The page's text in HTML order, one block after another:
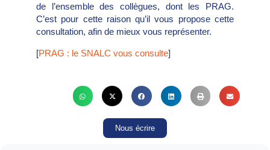
de l’ensemble des collègues, dont les PRAG.
C’est pour cette raison qu’il vous propose cette
consultation, afin de mieux vous représenter.
[PRAG : le SNALC vous consulte]
Nous écrire